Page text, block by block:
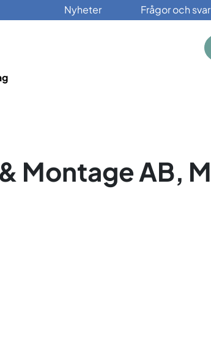
Nyheter Frågor och svar
Montage AB, M